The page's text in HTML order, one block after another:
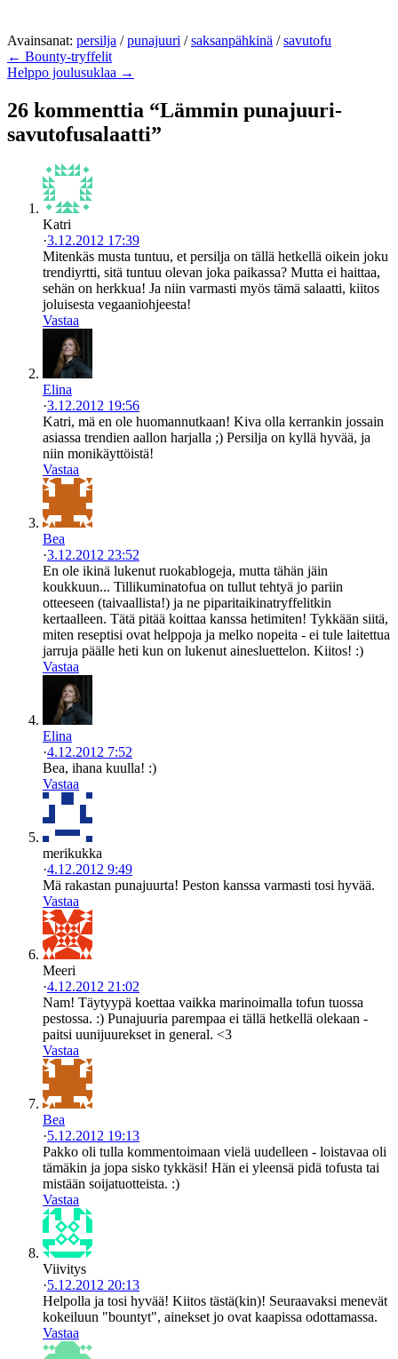
Avainsanat: persilja /punajuuri /saksanpähkinä /savutofu
← Bounty-tryffelit
Helppo joulusuklaa →
26 kommenttia “Lämmin punajuuri-
savutofusalaatti”
Katri
·3.12.2012 17:39
Mitenkäs musta tuntuu, et persilja on tällä hetkellä oikein joku
trendiyrtti, sitä tuntuu olevan joka paikassa? Mutta ei haittaa,
sehän on herkkua! Ja niin varmasti myös tämä salaatti, kiitos
joluisesta vegaaniohjeesta!
Vastaa
Elina
·3.12.2012 19:56
Katri, mä en ole huomannutkaan! Kiva olla kerrankin jossain
asiassa trendien aallon harjalla ;) Persilja on kyllä hyvää, ja
niin monikäyttöistä!
Vastaa
Bea
·3.12.2012 23:52
En ole ikinä lukenut ruokablogeja, mutta tähän jäin
koukkuun... Tillikuminatofua on tullut tehtyä jo pariin
otteeseen (taivaallista!) ja ne piparitaikinatryffelitkin
kertaalleen. Tätä pitää koittaa kanssa hetimiten! Tykkään siitä,
miten reseptisi ovat helppoja ja melko nopeita - ei tule laitettua
jarruja päälle heti kun on lukenut ainesluettelon. Kiitos! :)
Vastaa
Elina
·4.12.2012 7:52
Bea, ihana kuulla! :)
Vastaa
merikukka
·4.12.2012 9:49
Mä rakastan punajuurta! Peston kanssa varmasti tosi hyvää.
Vastaa
Meeri
·4.12.2012 21:02
Nam! Täytyypä koettaa vaikka marinoimalla tofun tuossa
pestossa. :) Punajuuria parempaa ei tällä hetkellä olekaan -
paitsi uunijuurekset in general. <3
Vastaa
Bea
·5.12.2012 19:13
Pakko oli tulla kommentoimaan vielä uudelleen - loistavaa oli
tämäkin ja jopa sisko tykkäsi! Hän ei yleensä pidä tofusta tai
mistään soijatuotteista. :)
Vastaa
Viivitys
·5.12.2012 20:13
Helpolla ja tosi hyvää! Kiitos tästä(kin)! Seuraavaksi menevät
kokeiluun "bountyt", ainekset jo ovat kaapissa odottamassa.
Vastaa